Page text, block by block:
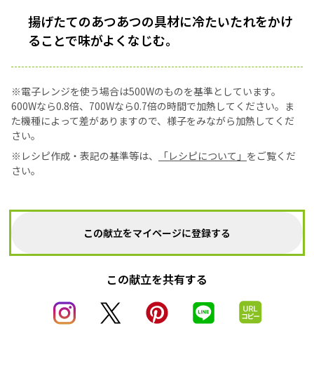
揚げたてのあつあつの具材に冷たいたれをかけ
ることで味がよくなじむ。
※電子レンジを使う場合は500Wのものを基準としています。
600Wなら0.8倍、700Wなら0.7倍の時間で加熱してください。ま
た機種によって差がありますので、様子をみながら加熱してくだ
さい。
※レシピ作成・表記の基準等は、
「レシピについて」 をご覧くだ
さい。
この献立をマイページに登録する
この献立を共有する